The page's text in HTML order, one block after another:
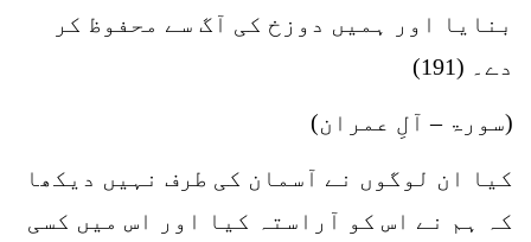
بنایا اور ہمیں دوزخ کی آگ سے محفوظ کر
دے۔ (191)
(سورۃ – آلِ عمران)
کیا ان لوگوں نے آسمان کی طرف نہیں دیکھا
کہ ہم نے اس کو آراستہ کیا اور اس میں کسی